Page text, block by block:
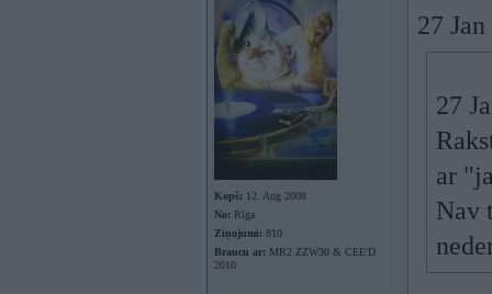
Kopš: 12. Aug 2008
No: Rīga
Ziņojumi: 810
Braucu ar: MR2 ZZW30 & CEE'D
2010
27
27
ar
Nav